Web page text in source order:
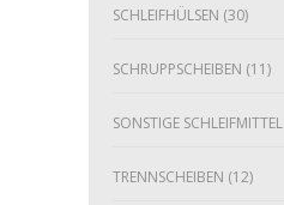
SCHLEIFHÜLSEN (30)
SCHRUPPSCHEIBEN (11)
SONSTIGE SCHLEIFMITTEL
TRENNSCHEIBEN (12)